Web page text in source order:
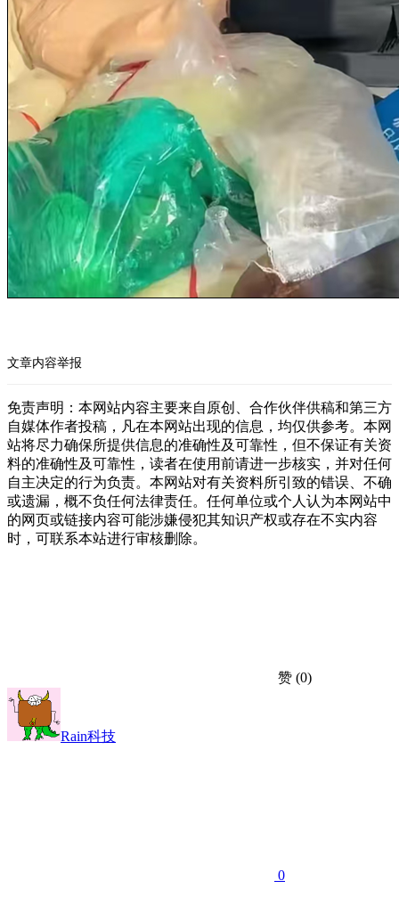
文章内容举报
免责声明：本网站内容主要来自原创、合作伙伴供稿和第三方
自媒体作者投稿，凡在本网站出现的信息，均仅供参考。本网
站将尽力确保所提供信息的准确性及可靠性，但不保证有关资
料的准确性及可靠性，读者在使用前请进一步核实，并对任何
自主决定的行为负责。本网站对有关资料所引致的错误、不确
或遗漏，概不负任何法律责任。任何单位或个人认为本网站中
的网页或链接内容可能涉嫌侵犯其知识产权或存在不实内容
时，可联系本站进行审核删除。
赞 (0)
Rain科技
0